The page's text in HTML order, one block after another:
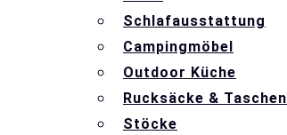
Schlafausstattung
Campingmöbel
Outdoor Küche
Rucksäcke & Taschen
Stöcke